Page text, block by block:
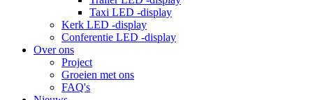
Taxi LED -display
Kerk LED -display
Conferentie LED -display
Over ons
Project
Groeien met ons
FAQ's